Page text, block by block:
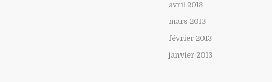
avril 2013
mars 2013
février 2013
janvier 2013